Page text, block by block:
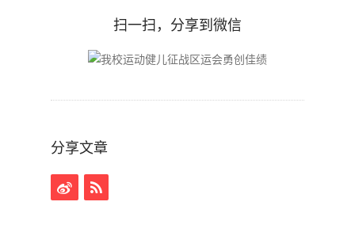
扫一扫，分享到微信
分享文章